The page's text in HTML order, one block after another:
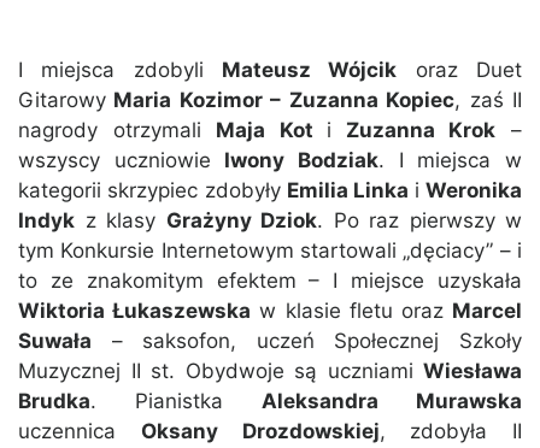
I miejsca zdobyli Mateusz Wójcik oraz Duet
Gitarowy Maria Kozimor – Zuzanna Kopiec, zaś II
nagrody otrzymali Maja Kot i Zuzanna Krok –
wszyscy uczniowie Iwony Bodziak. I miejsca w
kategorii skrzypiec zdobyły Emilia Linka iWeronika
Indyk z klasy Grażyny Dziok. Po raz pierwszy w
tym Konkursie Internetowym startowali „dęciacy” – i
to ze znakomitym efektem – I miejsce uzyskała
Wiktoria Łukaszewska w klasie fletu oraz Marcel
Suwała – saksofon, uczeń Społecznej Szkoły
Muzycznej II st. Obydwoje są uczniami Wiesława
Brudka. Pianistka Aleksandra Murawska
uczennica Oksany Drozdowskiej, zdobyła II